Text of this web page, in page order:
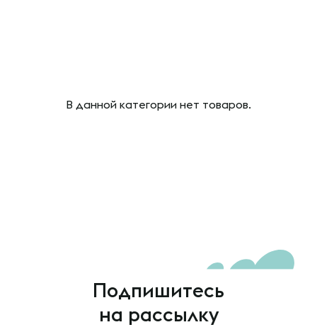
В данной категории нет товаров.
Подпишитесь
на рассылку